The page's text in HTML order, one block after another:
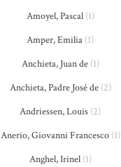
Amoyel, Pascal(1)
Amper, Emilia (1)
Anchieta, Juan de(1)
Anchieta, Padre José de(2)
Andriessen, Louis (2)
Anerio, Giovanni Francesco(1)
Anghel, Irinel(1)